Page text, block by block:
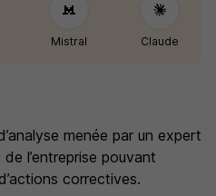
Mistral Claude
menée par un expert
l’entreprise pouvant
correctives.